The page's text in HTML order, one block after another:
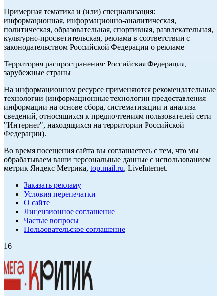
Примерная тематика и (или) специализация:
информационная, информационно-аналитическая,
политическая, образовательная, спортивная, развлекательная,
культурно-просветительская, реклама в соответствии с
законодательством Российской Федерации о рекламе
Территория распространения: Российская Федерация,
зарубежные страны
На информационном ресурсе применяются рекомендательные
технологии (информационные технологии предоставления
информации на основе сбора, систематизации и анализа
сведений, относящихся к предпочтениям пользователей сети
"Интернет", находящихся на территории Российской
Федерации).
Во время посещения сайта вы соглашаетесь с тем, что мы
обрабатываем ваши персональные данные с использованием
метрик Яндекс Метрика, top.mail.ru, LiveInternet.
Заказать рекламу
Условия перепечатки
О сайте
Лицензионное соглашение
Частые вопросы
Пользовательское соглашение
16+